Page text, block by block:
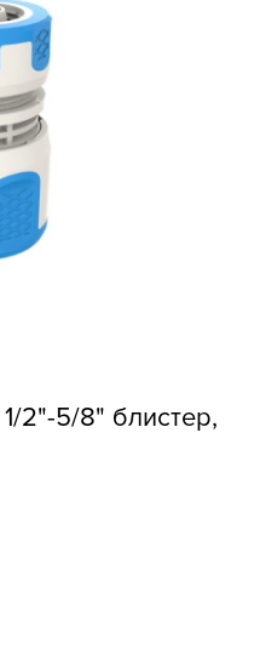
2"-5/8" блистер,